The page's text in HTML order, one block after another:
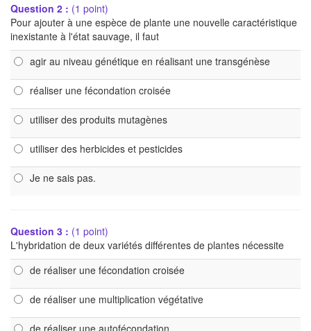
Question 2 : (1 point)
Pour ajouter à une espèce de plante une nouvelle caractéristique
inexistante à l'état sauvage, il faut
agir au niveau génétique en réalisant une transgénèse
réaliser une fécondation croisée
utiliser des produits mutagènes
utiliser des herbicides et pesticides
Je ne sais pas.
Question 3 : (1 point)
L'hybridation de deux variétés différentes de plantes nécessite
de réaliser une fécondation croisée
de réaliser une multiplication végétative
de réaliser une autofécondation